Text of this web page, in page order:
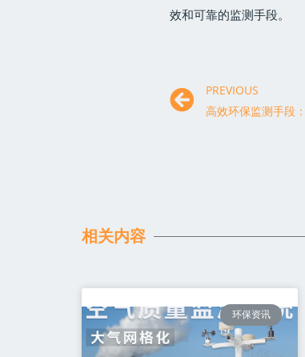
效和可靠的监测手段。
PREVIOUS
高效环保监测手段
相关内容
环保资讯